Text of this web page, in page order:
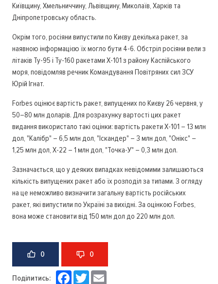
Київщину, Хмельниччину, Львівщину, Миколаїв, Харків та
Дніпропетровську область.
Окрім того, росіяни випустили по Києву декілька ракет, за
наявною інформацією їх могло бути 4-6. Обстріл росіяни вели з
літаків Ту-95 і Ту-160 ракетами Х-101 з району Каспійського
моря, повідомляв речник Командування Повітряних сил ЗСУ
Юрій Ігнат.
Forbes оцінює вартість ракет, випущених по Києву 26 червня, у
50–80 млн доларів. Для розрахунку вартості цих ракет
видання використало такі оцінки: вартість ракети Х-101 – 13 млн
дол, "Калібр" – 6,5 млн дол, "Іскандер" – 3 млн дол, "Онікс" –
1,25 млн дол, Х-22 – 1 млн дол, "Точка-У" – 0,3 млн дол.
Зазначається, що у деяких випадках невідомими залишаються
кількість випущених ракет або їх розподіл за типами. З огляду
на це неможливо визначити загальну вартість російських
ракет, які випустили по Україні за вихідні. За оцінкою Forbes,
вона може становити від 150 млн дол до 220 млн дол.
0 0
Поділитись: Facebook
Twitter